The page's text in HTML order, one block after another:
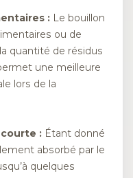
: Le bouillon
ou de
quantité de résidus
une meilleure
lors de la
: Étant donné
absorbé par le
quelques